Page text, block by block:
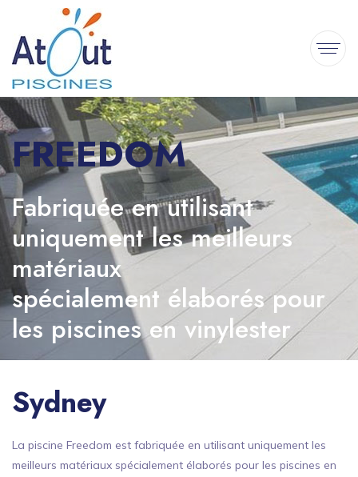
FREEDOM
Fabriquée en utilisant
uniquement les meilleurs
matériaux
spécialement élaborés pour
les piscines en vinylester
Sydney
La piscine Freedom est fabriquée en utilisant uniquement les
meilleurs matériaux spécialement élaborés pour les piscines en